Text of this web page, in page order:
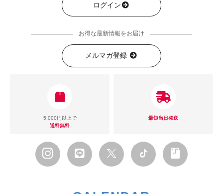
ログイン
お得な最新情報をお届け
メルマガ登録
5,000円以上で
送料無料
最短当日発送